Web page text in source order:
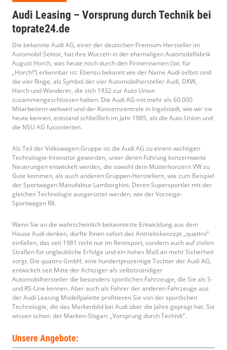
Audi Leasing – Vorsprung durch Technik bei
toprate24.de
Die bekannte Audi AG, einer der deutschen Premium-Hersteller im
Automobil-Sektor, hat ihre Wurzeln in der ehemaligen Automobilfabrik
August Horch, was heute noch durch den Firmennamen (lat. für
„Horch!“) erkennbar ist. Ebenso bekannt wie der Name Audi selbst sind
die vier Ringe, als Symbol der vier Automobilhersteller Audi, DKW,
Horch und Wanderer, die sich 1932 zur Auto Union
zusammengeschlossen haben. Die Audi AG mit mehr als 60.000
Mitarbeitern weltweit und der Konzernzentrale in Ingolstadt, wie wir sie
heute kennen, entstand schließlich im Jahr 1985, als die Auto Union und
die NSU AG fusionierten.
Als Teil der Volkswagen-Gruppe ist die Audi AG zu einem wichtigen
Technologie-Innovator geworden, unter deren Führung konzernweite
Neuerungen entwickelt werden, die sowohl dem Mutterkonzern VW zu
Gute kommen, als auch anderen Gruppen-Herstellern, wie zum Beispiel
der Sportwagen Manufaktur Lamborghini. Deren Supersportler mit der
gleichen Technologie ausgerüstet werden, wie der Vorzeige-
Sportwagen R8.
Wenn Sie an die wahrscheinlich bekannteste Entwicklung aus dem
Hause Audi denken, dürfte Ihnen sofort das Antriebskonzept „quattro“
einfallen, das seit 1981 nicht nur im Rennsport, sondern auch auf zivilen
Straßen für unglaubliche Erfolge und ein hohes Maß an mehr Sicherheit
sorgt. Die quattro GmbH, eine hundertprozentige Tochter der Audi AG,
entwickelt seit Mitte der Achtziger als selbstständiger
Automobilhersteller die besonders sportlichen Fahrzeuge, die Sie als S-
und RS-Line kennen. Aber auch als Fahrer der anderen Fahrzeuge aus
der Audi Leasing Modellpalette profitieren Sie von der sportlichen
Technologie, die das Markenbild bei Audi über die Jahre geprägt hat. Sie
wissen schon: der Marken-Slogan: „Vorsprung durch Technik“.
Unsere Angebote: